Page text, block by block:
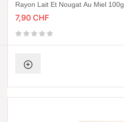
Rayon Lait Et Nougat Au Miel 100g
7,90 CHF